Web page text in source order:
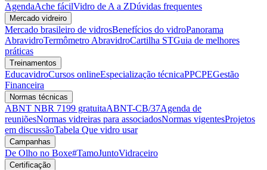
AgendaAche fácilVidro de A a ZDúvidas frequentes
Mercado vidreiro
Mercado brasileiro de vidrosBenefícios do vidroPanorama
AbravidroTermômetro AbravidroCartilha STGuia de melhores
práticas
Treinamentos
EducavidroCursos onlineEspecialização técnicaPPCPEGestão
Financeira
Normas técnicas
ABNT NBR 7199 gratuitaABNT-CB/37Agenda de
reuniõesNormas vidreiras para associadosNormas vigentesProjetos
em discussãoTabela Que vidro usar
Campanhas
De Olho no Boxe#TamoJuntoVidraceiro
Certificação